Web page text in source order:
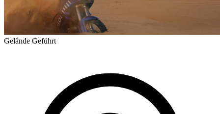
Gelände Geführt